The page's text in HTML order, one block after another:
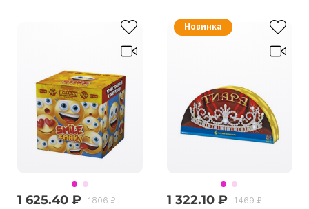
1 625.40 ₽ 1806 ₽
Новинка
1 322.10 ₽ 1469 ₽